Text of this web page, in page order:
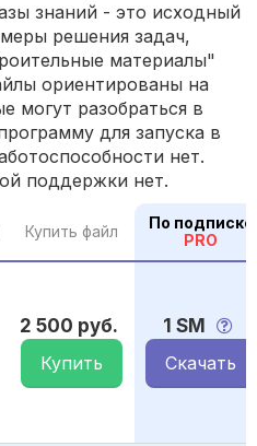
знаний - это исходный
решения задач,
материалы"
ориентированы на
могут разобраться в
для запуска в
нет.
поддержки нет.
Купить файл
По подписке
PRO
2 500 руб.
Купить
1 SM
Скачать